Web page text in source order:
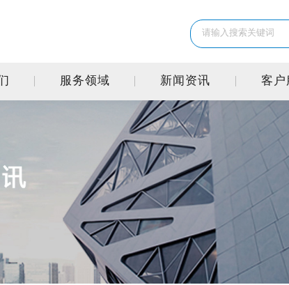
服务领域 新闻资讯 客户